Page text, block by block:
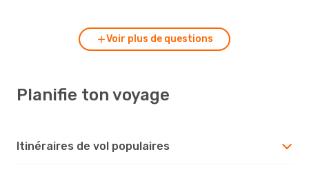
Voir plus de questions
Planifie ton voyage
Itinéraires de vol populaires